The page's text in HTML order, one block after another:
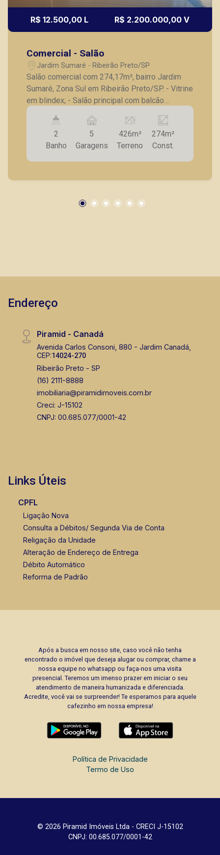
R$ 12.500,00 L R$ 2.200.000,00 V
Comercial - Salão
Jardim Sumaré - Ribeirão Preto/SP
Salão comercial com 274,17m², bairro Jardim
Sumaré, Zona Sul em Ribeirão Preto/SP. - Vitrine
em blindex; - Salão principal com balcão
dividido em 2 salas; - 3 quartos com armários; -
Banheiro social; - Cozinha com armários; - 2
dependências e banheiro de serviço; - Quintal; -
4 vagas de garagem recuadas para
estacionamento; - Excelente localização em
Também temos imóveis no Jardim Olhos d
Juritis, casas e apartamentos próximos a
2
Banho
5
Garagens
426m²
Terreno
274m²
Const.
Endereço
Piramid - Canadá
Avenida Carlos Consoni, 880 - Jardim Canadá,
CEP:14024-270
Ribeirão Preto - SP
(16) 2111-8888
imobiliaria@piramidimoveis.com.br
Creci: J-15102
CNPJ: 00.685.077/0001-42
Links Úteis
CPFL
Ligação Nova
Consulta a Débitos/ Segunda Via de Conta
Religação da Unidade
Alteração de Endereço de Entrega
Débito Automático
Reforma de Padrão
Após a busca em nosso site, caso você não tenha
encontrado o imóvel que deseja alugar ou comprar, chame a
nossa equipe no whatsapp ou faça-nos uma visita
presencial. Teremos um imenso prazer em iniciar o seu
atendimento de maneira humanizada e diferenciada.
Acredite, você vai se surpreender! Te esperamos para aquele
cafezinho em nossa empresa!
Política de Privacidade
Termo de Uso
© 2026 Piramid Imóveis Ltda - CRECI J-15102
CNPJ: 00.685.077/0001-42